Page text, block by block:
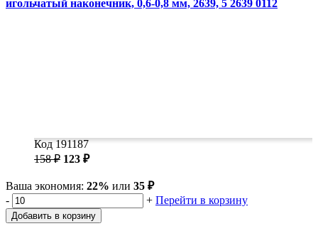
игольчатый наконечник, 0,6-0,8 мм, 2639, 5 2639 0112
Код 191187
158 ₽ 123 ₽
Ваша экономия: 22% или 35 ₽
-
+ Перейти в корзину
Добавить в корзину